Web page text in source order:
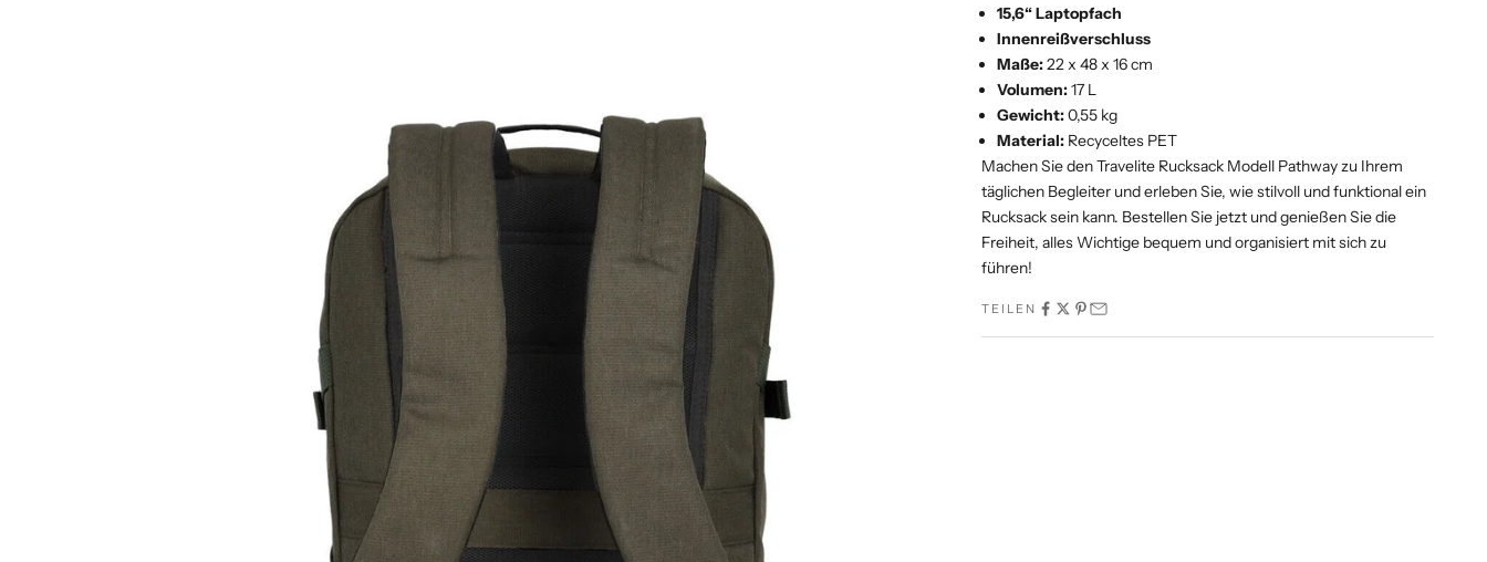
15,6“ Laptopfach
Innenreißverschluss
Maße:22 x 48 x 16 cm
Volumen:17 L
Gewicht:0,55 kg
Material: Recyceltes PET
Machen Sie den Travelite Rucksack Modell Pathway zu Ihrem
täglichen Begleiter und erleben Sie, wie stilvoll und funktional ein
Rucksack sein kann. Bestellen Sie jetzt und genießen Sie die
Freiheit, alles Wichtige bequem und organisiert mit sich zu
führen!
TEILEN